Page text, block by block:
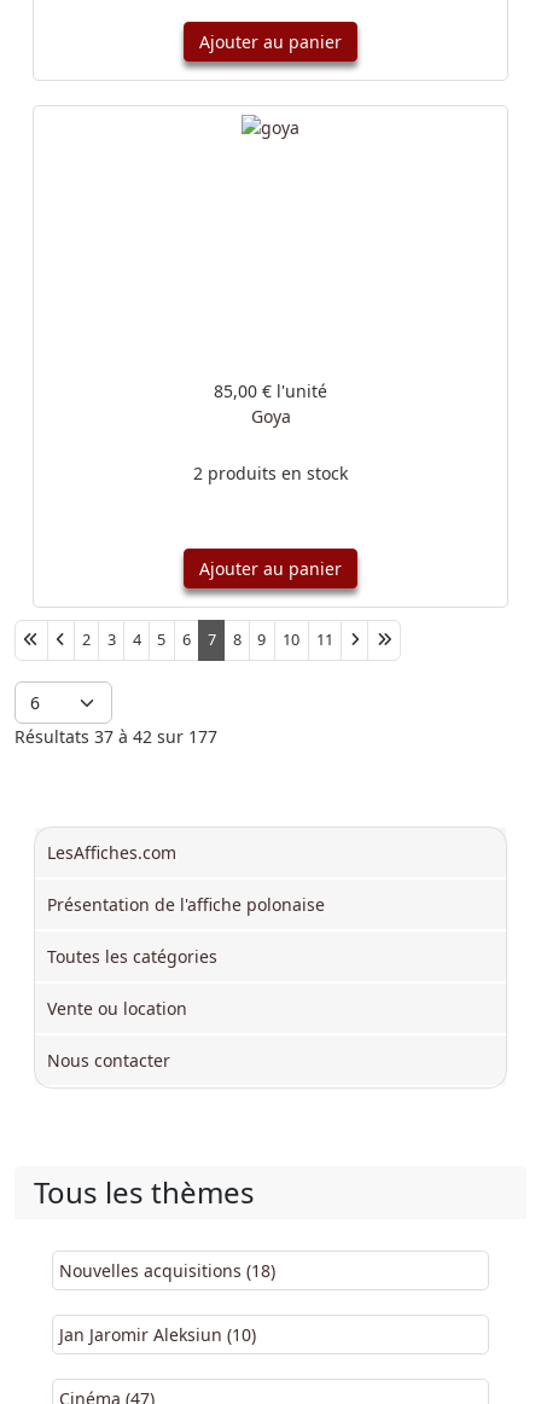
Ajouter au panier
85,00 € l'unité
Goya
2 produits en stock
Ajouter au panier
Afficher #
2 3 4 5 6 7 8 9 10 11
Résultats 37 à 42 sur 177
LesAffiches.com
Présentation de l'affiche polonaise
Toutes les catégories
Vente ou location
Nous contacter
Tous les thèmes
Nouvelles acquisitions (18)
Jan Jaromir Aleksiun (10)
Cinéma (47)